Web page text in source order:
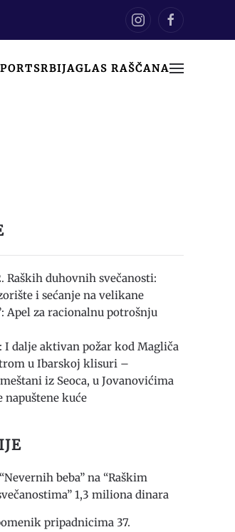
SRBIJAGLAS RAŠČANA
Raških duhovnih svečanosti:
i sećanje na velikane
Apel za racionalnu potrošnju
dalje aktivan požar kod Magliča
u Ibarskoj klisuri –
iz Seoca, u Jovanovićima
napuštene kuće
beba” na “Raškim
1,3 miliona dinara
pripadnicima 37.